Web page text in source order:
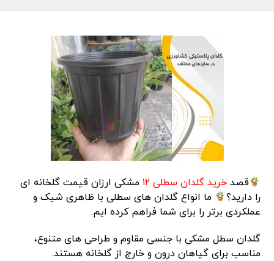
قصد خرید گلدان سطلی ۱۲
مشکی ارزان قیمت گلخانه ای
را دارید؟
ما انواع گلدان های سطلی با ظاهری شیک و
عملکردی برتر را برای شما فراهم کرده ایم.
گلدان سطل مشکی با جنسی مقاوم و طراحی های متنوع،
مناسب برای گیاهان درون و خارج از گلخانه هستند.